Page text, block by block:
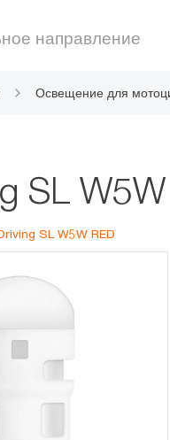
направление
Освещение для
SL
SL W5W RED